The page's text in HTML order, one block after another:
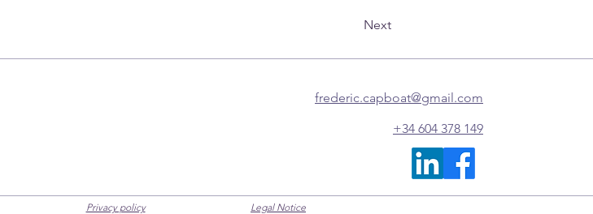
Next
frederic.capboat@gmail.com
+34 604 378 149
Privacy policy Legal Notice